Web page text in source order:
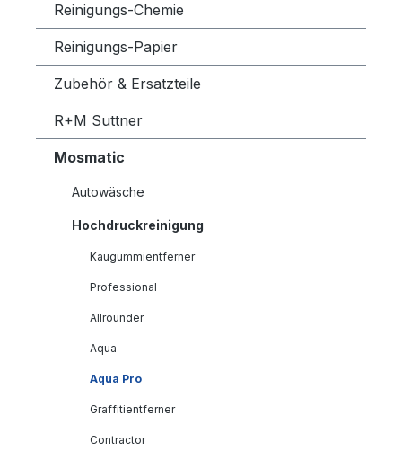
Reinigungs-Chemie
Reinigungs-Papier
Zubehör & Ersatzteile
R+M Suttner
Mosmatic
Autowäsche
Hochdruckreinigung
Kaugummientferner
Professional
Allrounder
Aqua
Aqua Pro
Graffitientferner
Contractor